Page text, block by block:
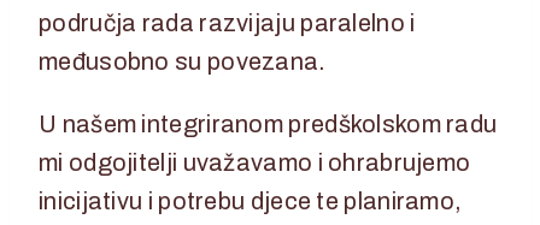
područja rada razvijaju paralelno i
međusobno su povezana.
U našem integriranom predškolskom radu
mi odgojitelji uvažavamo i ohrabrujemo
inicijativu i potrebu djece te planiramo,